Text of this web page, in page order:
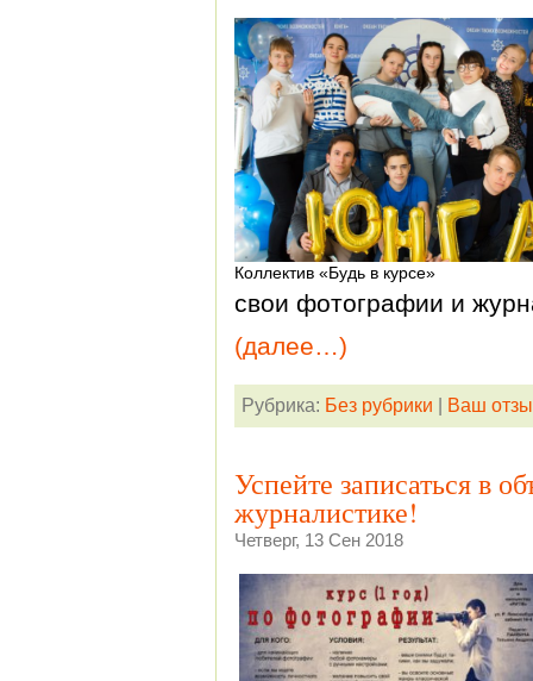
Коллектив «Будь в курсе»
свои фотографии и
(далее…)
Рубрика: Без рубрики Ваш
Успейте записаться в
журналистике!
Четверг, 13 Сен 2018